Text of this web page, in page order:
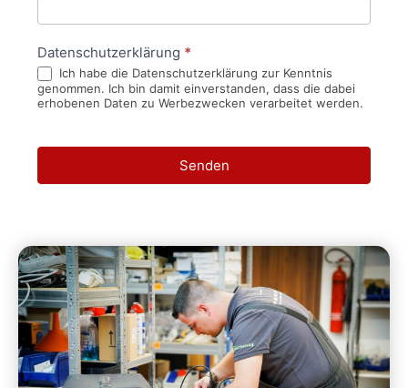
Datenschutzerklärung *
Ich habe die Datenschutzerklärung zur Kenntnis
genommen. Ich bin damit einverstanden, dass die dabei
erhobenen Daten zu Werbezwecken verarbeitet werden.
Senden